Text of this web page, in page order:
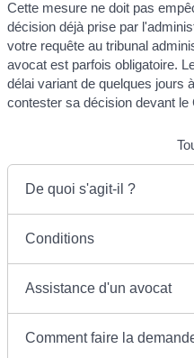
Cette mesure ne doit pas
décision déjà prise par
votre requête au tribunal
avocat est parfois obligatoire.
délai variant de quelques jours
contester sa décision devant le
De quoi s'agit-il ?
Conditions
Assistance d'un avocat
Comment faire la